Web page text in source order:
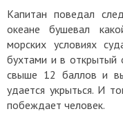
Капитан поведал
океане бушевал
морских условиях
бухтами и в открытый
свыше 12 баллов и
удается укрыться. И
побеждает человек.